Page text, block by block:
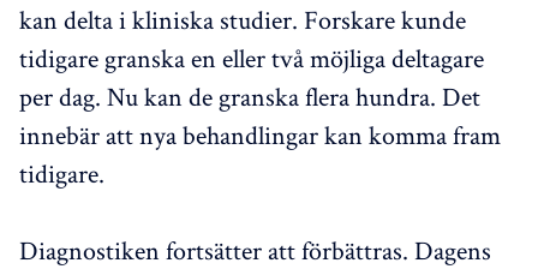
kan delta i kliniska studier. Forskare kunde
tidigare granska en eller två möjliga deltagare
per dag. Nu kan de granska flera hundra. Det
innebär att nya behandlingar kan komma fram
tidigare.
Diagnostiken fortsätter att förbättras. Dagens